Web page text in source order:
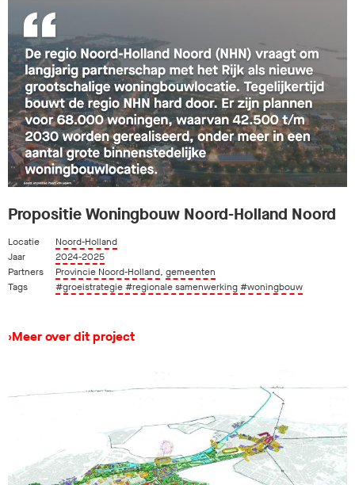
Propositie Woningbouw Noord-Holland Noord
Locatie
Noord-Holland
Jaar
2024-2025
Partners
Provincie Noord-Holland, gemeenten
Tags
#groeistrategie#regionale samenwerking#woningbouw
›Meer over dit project